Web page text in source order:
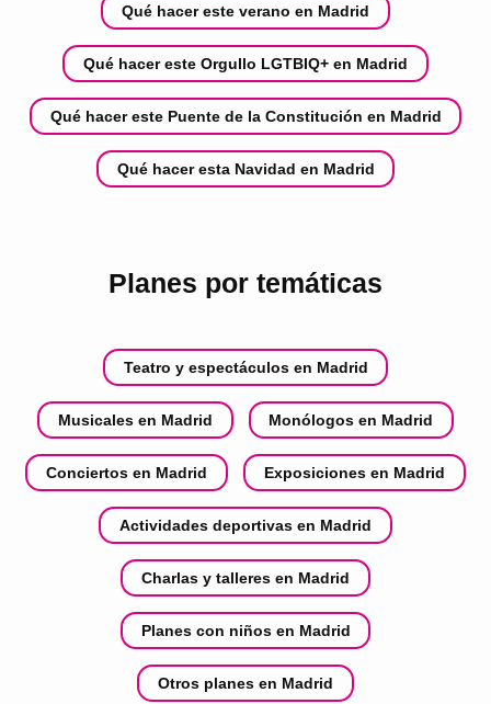
Qué hacer este verano en Madrid
Qué hacer este Orgullo LGTBIQ+ en Madrid
Qué hacer este Puente de la Constitución en Madrid
Qué hacer esta Navidad en Madrid
Planes por temáticas
Teatro y espectáculos en Madrid
Musicales en Madrid Monólogos en Madrid
Conciertos en Madrid Exposiciones en Madrid
Actividades deportivas en Madrid
Charlas y talleres en Madrid
Planes con niños en Madrid
Otros planes en Madrid